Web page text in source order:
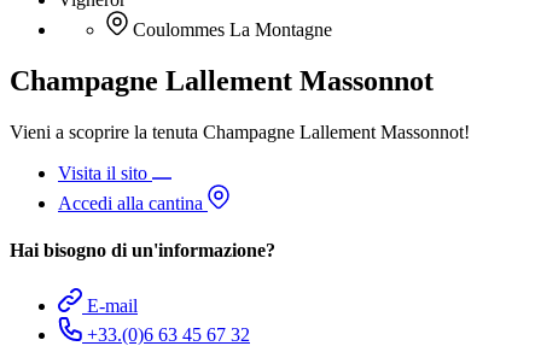
Coulommes La Montagne
Champagne Lallement Massonnot
Vieni a scoprire la tenuta Champagne Lallement Massonnot!
Visita il sito
Accedi alla cantina
Hai bisogno di un'informazione?
E-mail
+33.(0)6 63 45 67 32